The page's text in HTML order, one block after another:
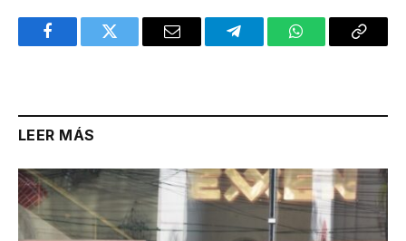
FacebookTwitter Email TelegramWhatsAppCopy
LEER MÁS